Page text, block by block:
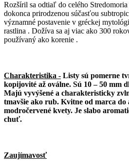
Rozšíril sa odtiaľ do celého
dokonca prirodzenou súčasťou
významné postavenie v gréckej
rastlina . Dožíva sa aj viac ako 300
používaný ako korenie .
Charakteristika - Listy sú pomerne
kopijovité až oválne. Sú 10 – 50 mm
Majú vyvýšené a charakteristicky
tmavšie ako rub. Kvitne od marca do
modročervené kvety. Je slabo
chuť.
Zaujímavosť